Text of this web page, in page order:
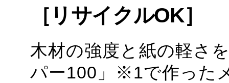
［リサイクルOK］
木材の強度と紙の軽さ
パー100」※1で作った